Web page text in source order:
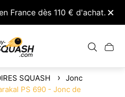
France dès 110 € d'achat.
Logo
du
magasin"
Tiroir
SQUASH
Jonc
PS 690 - Jonc de